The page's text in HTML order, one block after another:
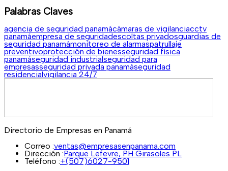
Palabras Claves
agencia de seguridad panamácámaras de vigilanciacctv
panamáempresa de seguridadescoltas privadosguardias de
seguridad panamámonitoreo de alarmaspatrullaje
preventivoprotección de bienesseguridad física
panamáseguridad industrialseguridad para
empresasseguridad privada panamáseguridad
residencialvigilancia 24/7
Directorio de Empresas en Panamá
Correo :ventas@empresasenpanama.com
Dirección :Parque Lefevre, PH Girasoles PL
Teléfono :+(507)6027-9501